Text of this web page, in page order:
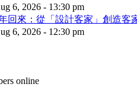
6, 2026 - 13:30 pm
回來：從「設計客家」創造客
6, 2026 - 12:30 pm
online